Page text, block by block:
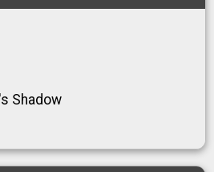
Shadow